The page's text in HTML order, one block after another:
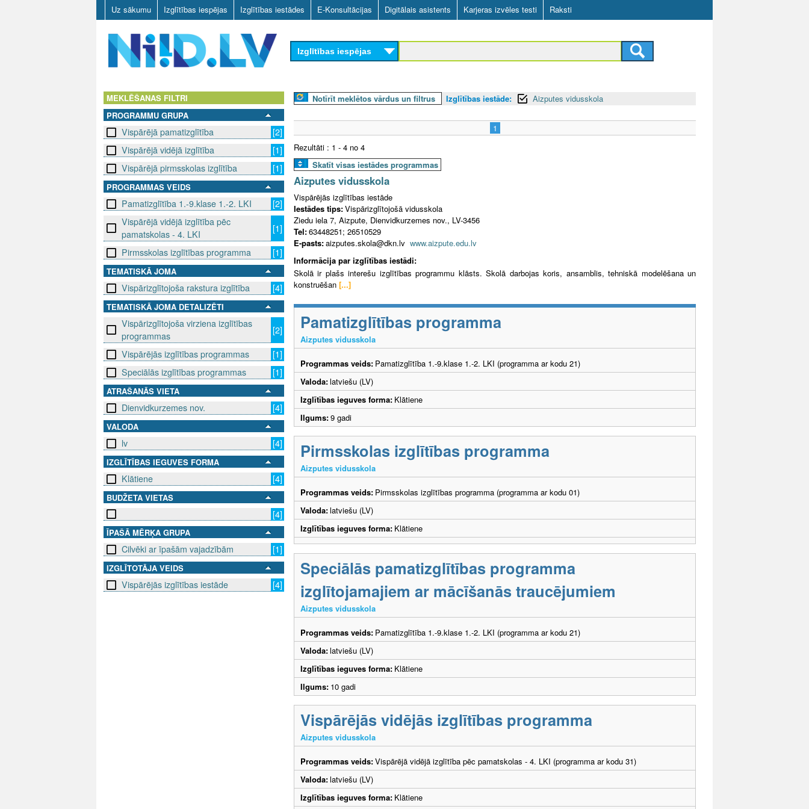
Skip
to
main
content
Uz sākumu Izglītības iespējas Izglītības iestādes E-Konsultācijas Digitālais asistents Karjeras izvēles testi Raksti
D
L
Izglītības iespējas
MEKLĒŠANAS FILTRI
PROGRAMMU GRUPA
Vispārējā pamatizglītība
[2]
Vispārējā vidējā izglītība
[1]
Vispārējā pirmsskolas izglītība
[1]
PROGRAMMAS VEIDS
Pamatizglītība 1.-9.klase 1.-2. LKI
[2]
Vispārējā vidējā izglītība pēc
pamatskolas - 4. LKI
[1]
Pirmsskolas izglītības programma
[1]
TEMATISKĀ JOMA
Vispārizglītojoša rakstura izglītība [4]
TEMATISKĀ JOMA DETALIZĒTI
Vispārizglītojoša virziena izglītības
programmas
[2]
Vispārējās izglītības programmas
[1]
Speciālās izglītības programmas
[1]
ATRAŠANĀS VIETA
Dienvidkurzemes nov. [4]
VALODA
lv [4]
IZGLĪTĪBAS IEGUVES FORMA
Klātiene [4]
BUDŽETA VIETAS
[4]
ĪPAŠĀ MĒRĶA GRUPA
Cilvēki ar īpašām vajadzībām [1]
IZGLĪTOTĀJA VEIDS
Vispārējās izglītības iestāde [4]
Notīrīt meklētos vārdus un filtrus Izglītības iestāde: Aizputes vidusskola
1
Rezultāti : 1 - 4 no 4
Skatīt visas iestādes programmas
Aizputes vidusskola
Vispārējās izglītības iestāde
Iestādes tips:Vispārizglītojošā vidusskola
Ziedu iela 7, Aizpute, Dienvidkurzemes nov., LV-3456
Tel:63448251; 26510529
E-pasts:aizputes.skola@dkn.lv www.aizpute.edu.lv
Informācija par izglītības iestādi:
Skolā ir plašs interešu izglītības programmu klāsts. Skolā darbojas koris, ansamblis, tehniskā modelēšana un
konstruēšan [...]
Pamatizglītības programma
Aizputes vidusskola
Programmas veids: Pamatizglītība 1.-9.klase 1.-2. LKI (programma ar kodu 21)
Valoda:latviešu (LV)
Izglītības ieguves forma: Klātiene
Ilgums:9 gadi
Pirmsskolas izglītības programma
Aizputes vidusskola
Programmas veids: Pirmsskolas izglītības programma (programma ar kodu 01)
Valoda:latviešu (LV)
Izglītības ieguves forma: Klātiene
Speciālās pamatizglītības programma
izglītojamajiem ar mācīšanās traucējumiem
Aizputes vidusskola
Programmas veids: Pamatizglītība 1.-9.klase 1.-2. LKI (programma ar kodu 21)
Valoda:latviešu (LV)
Izglītības ieguves forma: Klātiene
Ilgums: 10 gadi
Vispārējās vidējās izglītības programma
Aizputes vidusskola
Programmas veids:Vispārējā vidējā izglītība pēc pamatskolas - 4. LKI (programma ar kodu 31)
Valoda:latviešu (LV)
Izglītības ieguves forma: Klātiene